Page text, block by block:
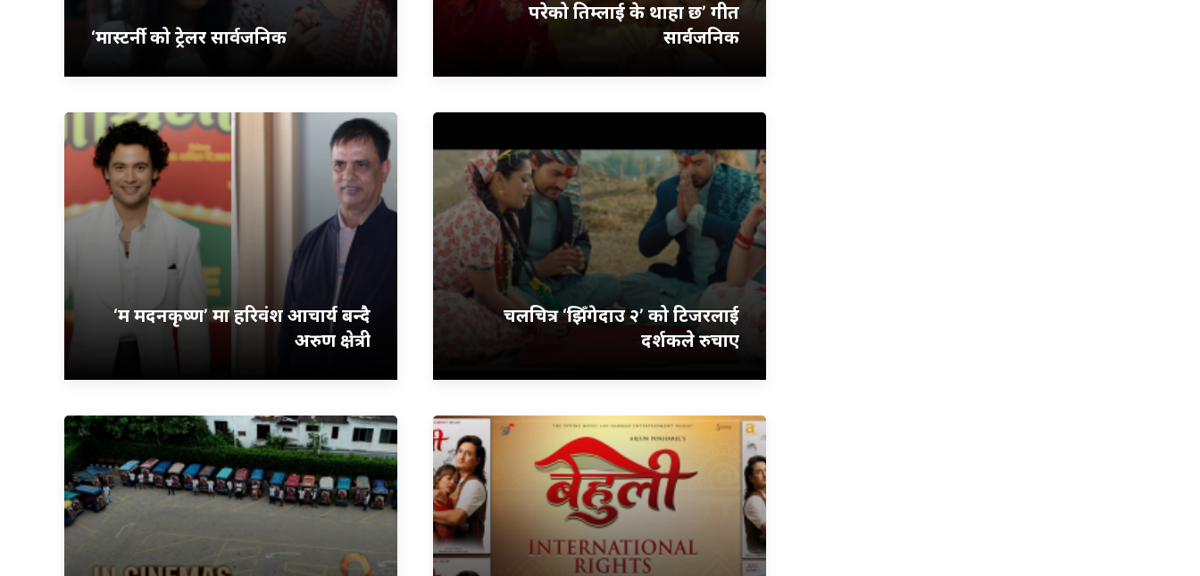
‘मास्टर्नी’ को ट्रेलर सार्वजनिक
परेको तिम्लाई के थाहा छ’ गीत
सार्वजनिक
‘म मदनकृष्ण’ मा हरिवंश आचार्य बन्दै
अरुण क्षेत्री
चलचित्र ‘झिँगेदाउ २’ को टिजरलाई
दर्शकले रुचाए